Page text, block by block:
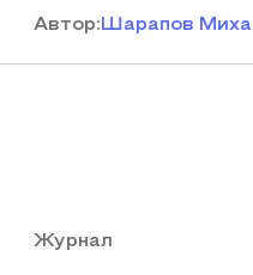
Автор: Шарапов
Журнал